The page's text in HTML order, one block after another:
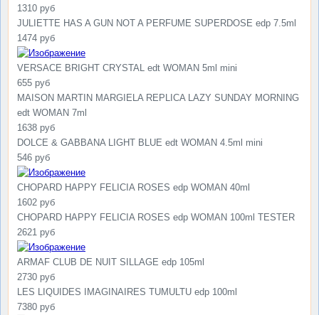
1310 руб
JULIETTE HAS A GUN NOT A PERFUME SUPERDOSE edp 7.5ml
1474 руб
VERSACE BRIGHT CRYSTAL edt WOMAN 5ml mini
655 руб
MAISON MARTIN MARGIELA REPLICA LAZY SUNDAY MORNING
edt WOMAN 7ml
1638 руб
DOLCE & GABBANA LIGHT BLUE edt WOMAN 4.5ml mini
546 руб
CHOPARD HAPPY FELICIA ROSES edp WOMAN 40ml
1602 руб
CHOPARD HAPPY FELICIA ROSES edp WOMAN 100ml TESTER
2621 руб
ARMAF CLUB DE NUIT SILLAGE edp 105ml
2730 руб
LES LIQUIDES IMAGINAIRES TUMULTU edp 100ml
7380 руб